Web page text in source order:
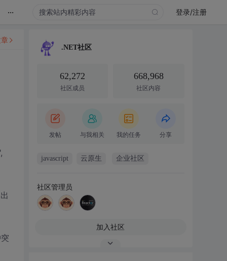
... 登录/注册
.NET社区
62,272
社区成员
668,968
社区内容
发帖 与我相关 我的任务 分享
javascript 云原生 企业社区
社区管理员
加入社区